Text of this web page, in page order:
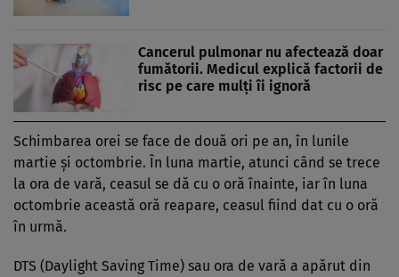
Cancerul pulmonar nu afectează doar
fumătorii. Medicul explică factorii de
risc pe care mulți îi ignoră
Schimbarea orei se face de două ori pe an, în lunile
martie și octombrie. În luna martie, atunci când se trece
la ora de vară, ceasul se dă cu o oră înainte, iar în luna
octombrie această oră reapare, ceasul fiind dat cu o oră
în urmă.
DTS (Daylight Saving Time) sau ora de vară a apărut din